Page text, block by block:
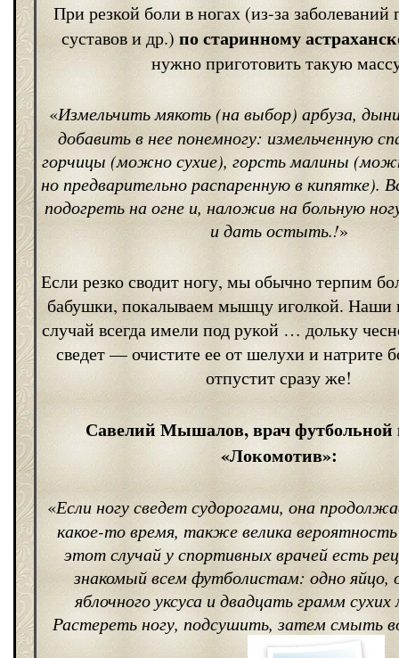
При резкой боли в ногах (из-за заболеваний
суставов и др.)по старинному
нужно приготовить такую
«Измельчить мякоть (на выбор) арбуза,
добавить в нее понемногу: измельченную
горчицы (можно сухие), горсть малины
но предварительно распаренную в кипятке).
подогреть на огне и, наложив на больную
и дать остыть.!»
Если резко сводит ногу, мы обычно терпим
бабушки, покалываем мышцу иголкой. Наши
случай всегда имели под рукой … дольку
сведет — очистите ее от шелухи и натрите
отпустит сразу же!
Савелий Мышалов, врач
«Локомотив»:
«Если ногу сведет судорогами, она
какое-то время, также велика
этот случай у спортивных врачей есть
знакомый всем футболистам: одно яйцо,
яблочного уксуса и двадцать грамм
Растереть ногу, подсушить, затем смыть